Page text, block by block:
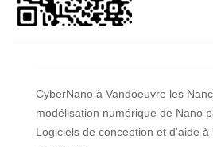
CyberNano à Vandoeuvre les
modélisation numérique de Nano
Logiciels de conception et d'aide